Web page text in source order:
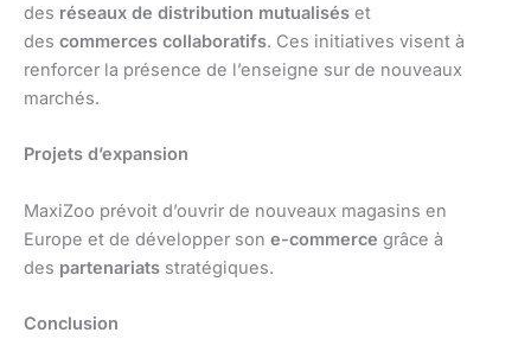
des réseaux de distribution mutualisés et
des commerces collaboratifs. Ces initiatives visent à
renforcer la présence de l’enseigne sur de nouveaux
marchés.
Projets d’expansion
MaxiZoo prévoit d’ouvrir de nouveaux magasins en
Europe et de développer son e-commerce grâce à
des partenariats stratégiques.
Conclusion